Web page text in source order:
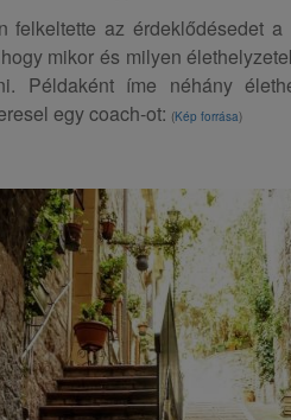
felkeltette az érdeklődésedet
mikor és milyen
Példaként íme néhány
egy coach-ot: (Kép forrása)